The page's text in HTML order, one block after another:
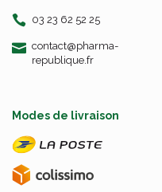
03 23 62 52 25
contact-
@-
pharma-
republique.fr
Modes de livraison